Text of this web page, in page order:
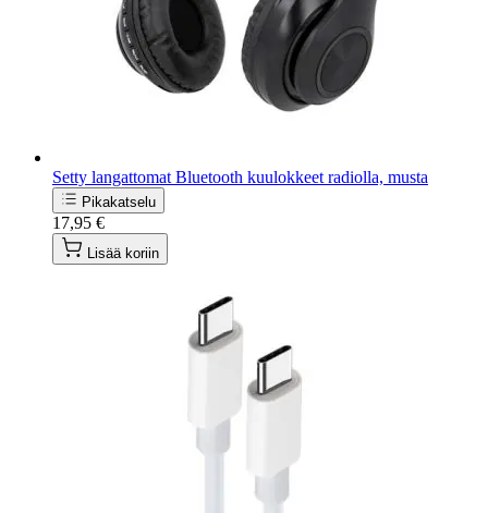
Setty langattomat Bluetooth kuulokkeet radiolla, musta
Pikakatselu
17,95 €
Lisää koriin